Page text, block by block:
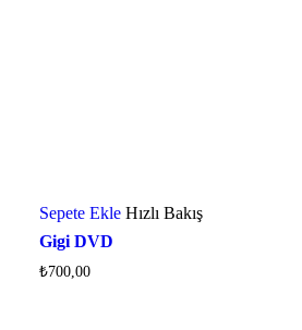
Sepete Ekle Hızlı Bakış
Gigi DVD
₺700,00